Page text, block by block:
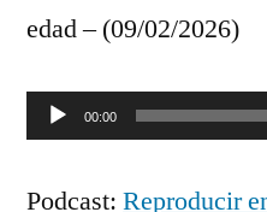
edad – (09/02/2026)
Reproductor
00:00
Podcast: Reproducir